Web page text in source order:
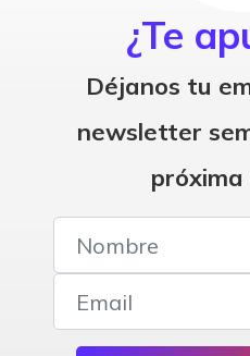
¿Te
Déjanos tu
newsletter
próxima